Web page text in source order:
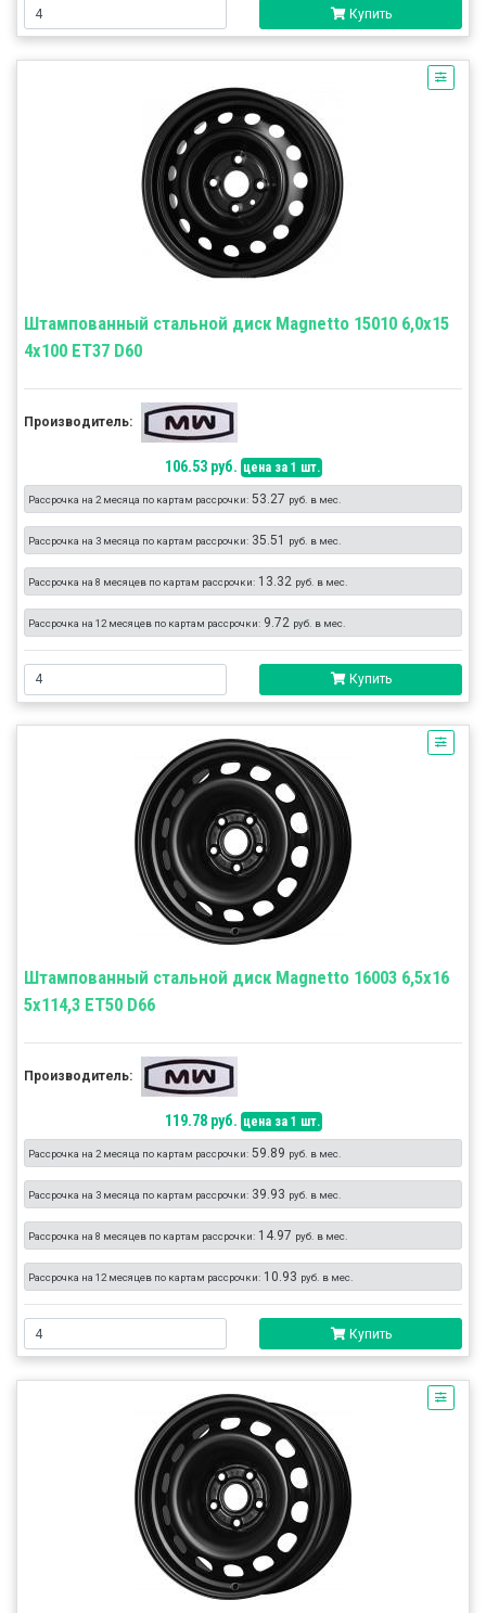
Купить
Штампованный стальной диск Magnetto 15010 6,0x15
4x100 ET37 D60
Производитель:
106.53 руб. цена за 1 шт.
Рассрочка на 2 месяца по картам рассрочки: 53.27 руб. в мес.
Рассрочка на 3 месяца по картам рассрочки: 35.51 руб. в мес.
Рассрочка на 8 месяцев по картам рассрочки: 13.32 руб. в мес.
Рассрочка на 12 месяцев по картам рассрочки: 9.72 руб. в мес.
Купить
Штампованный стальной диск Magnetto 16003 6,5x16
5x114,3 ET50 D66
Производитель:
119.78 руб. цена за 1 шт.
Рассрочка на 2 месяца по картам рассрочки: 59.89 руб. в мес.
Рассрочка на 3 месяца по картам рассрочки: 39.93 руб. в мес.
Рассрочка на 8 месяцев по картам рассрочки: 14.97 руб. в мес.
Рассрочка на 12 месяцев по картам рассрочки: 10.93 руб. в мес.
Купить